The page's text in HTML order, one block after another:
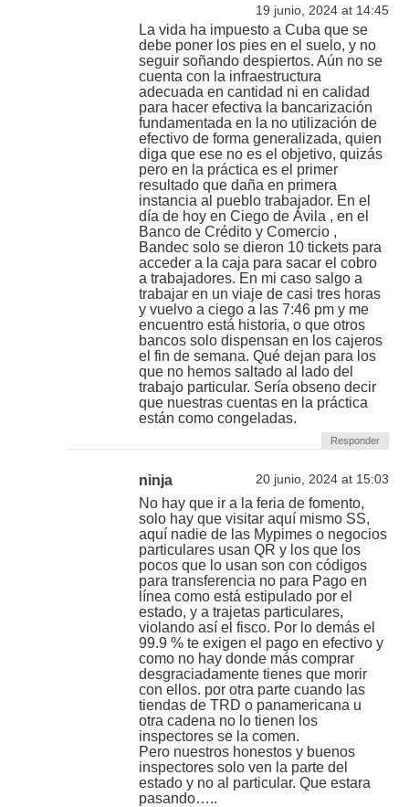
19 junio, 2024 at 14:45
La vida ha impuesto a Cuba que se
debe poner los pies en el suelo, y no
seguir soñando despiertos. Aún no se
cuenta con la infraestructura
adecuada en cantidad ni en calidad
para hacer efectiva la bancarización
fundamentada en la no utilización de
efectivo de forma generalizada, quien
diga que ese no es el objetivo, quizás
pero en la práctica es el primer
resultado que daña en primera
instancia al pueblo trabajador. En el
día de hoy en Ciego de Ávila , en el
Banco de Crédito y Comercio ,
Bandec solo se dieron 10 tickets para
acceder a la caja para sacar el cobro
a trabajadores. En mi caso salgo a
trabajar en un viaje de casi tres horas
y vuelvo a ciego a las 7:46 pm y me
encuentro está historia, o que otros
bancos solo dispensan en los cajeros
el fin de semana. Qué dejan para los
que no hemos saltado al lado del
trabajo particular. Sería obseno decir
que nuestras cuentas en la práctica
están como congeladas.
Responder
ninja 20 junio, 2024 at 15:03
No hay que ir a la feria de fomento,
solo hay que visitar aquí mismo SS,
aquí nadie de las Mypimes o negocios
particulares usan QR y los que los
pocos que lo usan son con códigos
para transferencia no para Pago en
línea como está estipulado por el
estado, y a trajetas particulares,
violando así el fisco. Por lo demás el
99.9 % te exigen el pago en efectivo y
como no hay donde más comprar
desgraciadamente tienes que morir
con ellos. por otra parte cuando las
tiendas de TRD o panamericana u
otra cadena no lo tienen los
inspectores se la comen.
Pero nuestros honestos y buenos
inspectores solo ven la parte del
estado y no al particular. Que estara
pasando…..